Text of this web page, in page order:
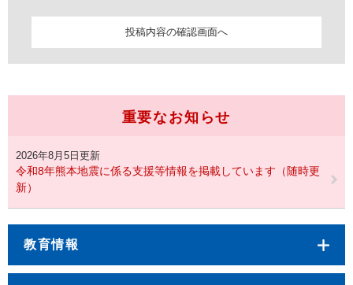
重要なお知らせ
2026年8月5日更新
令和8年熊本地震に係る支援等情報を掲載しています（随時更
新）
教育情報